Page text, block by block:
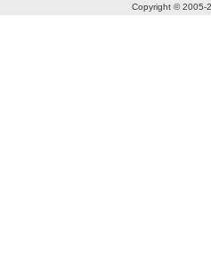
Copyright © 2005-